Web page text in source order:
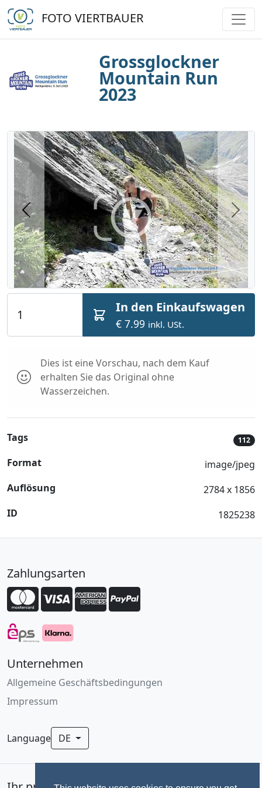
FOTO VIERTBAUER
Grossglockner
Mountain Run
2023
Previous Next
In den Einkaufswagen
€ 7.99 inkl. USt.
Dies ist eine Vorschau, nach dem Kauf
erhalten Sie das Original ohne
Wasserzeichen.
Tags 112
Format
image/jpeg
Auflösung
2784 x 1856
ID
1825238
Zahlungsarten
Unternehmen
Allgemeine Geschäftsbedingungen
Impressum
Language DE